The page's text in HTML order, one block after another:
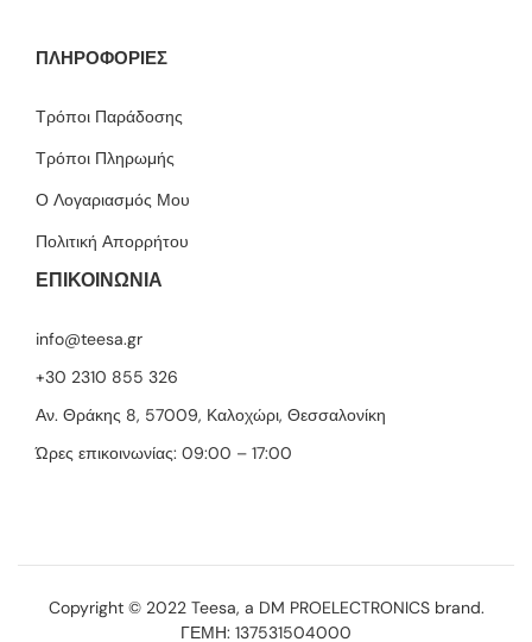
ΠΛΗΡΟΦΟΡΙΕΣ
Τρόποι Παράδοσης
Τρόποι Πληρωμής
Ο Λογαριασμός Μου
Πολιτική Απορρήτου
ΕΠΙΚΟΙΝΩΝΙΑ
info@teesa.gr
+30 2310 855 326
Αν. Θράκης 8, 57009, Καλοχώρι, Θεσσαλονίκη
Ώρες επικοινωνίας: 09:00 – 17:00
Copyright © 2022 Teesa, a DM PROELECTRONICSbrand.
ΓΕΜΗ: 137531504000